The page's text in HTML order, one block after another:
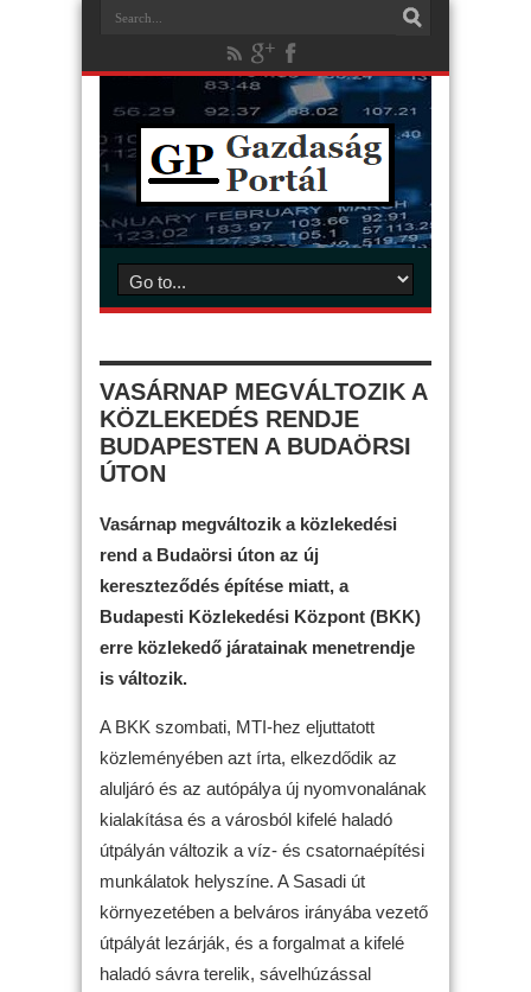
VASÁRNAP MEGVÁLTOZIK A
KÖZLEKEDÉS RENDJE
BUDAPESTEN A BUDAÖRSI
ÚTON
Vasárnap megváltozik a közlekedési
rend a Budaörsi úton az új
kereszteződés építése miatt, a
Budapesti Közlekedési Központ (BKK)
erre közlekedő járatainak menetrendje
is változik.
A BKK szombati, MTI-hez eljuttatott
közleményében azt írta, elkezdődik az
aluljáró és az autópálya új nyomvonalának
kialakítása és a városból kifelé haladó
útpályán változik a víz- és csatornaépítési
munkálatok helyszíne. A Sasadi út
környezetében a belváros irányába vezető
útpályát lezárják, és a forgalmat a kifelé
haladó sávra terelik, sávelhúzással